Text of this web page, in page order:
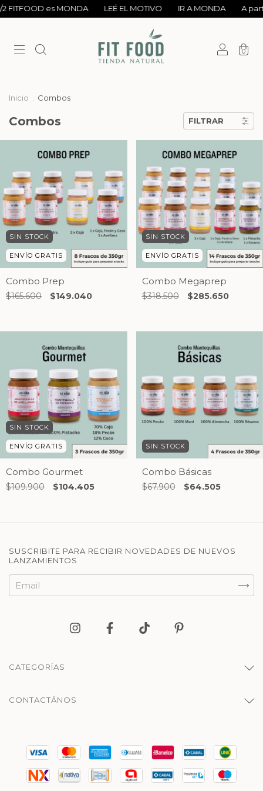
es MONDA LEÉ EL MOTIVO IR A MONDA A
0
Inicio Combos
Combos FILTRAR
SIN STOCK
ENVÍO GRATIS
Combo Prep
$165.600 $149.040
SIN STOCK
ENVÍO GRATIS
Combo Megaprep
$318.500 $285.650
SIN STOCK
ENVÍO GRATIS
Combo Gourmet
$109.900 $104.405
SIN STOCK
Combo Básicas
$67.900 $64.505
SUSCRIBITE PARA RECIBIR NOVEDADES DE NUEVOS
LANZAMIENTOS
CATEGORÍAS
CONTACTÁNOS